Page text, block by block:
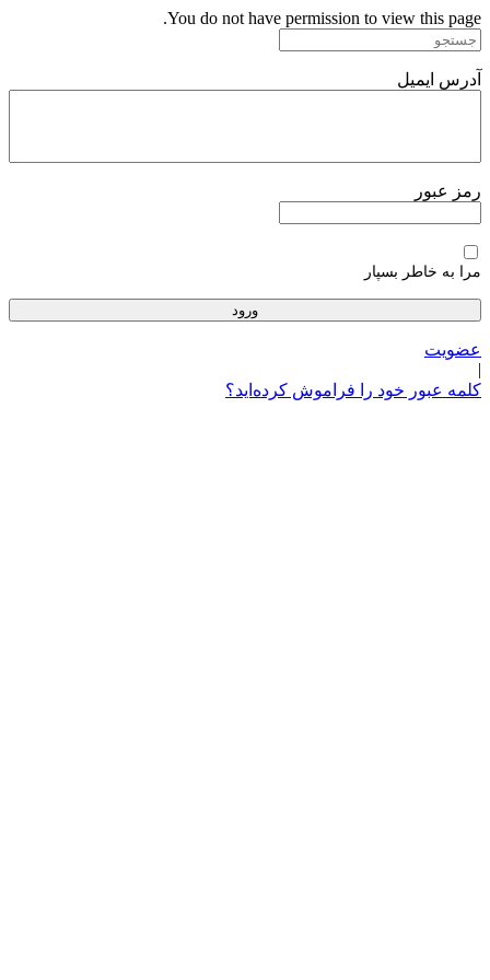
پرش
به
You do not have permission to view this page.
آدرس ایمیل
رمز عبور
مرا به خاطر بسپار
عضویت
|
کلمه عبور خود را فراموش کرده‌اید؟